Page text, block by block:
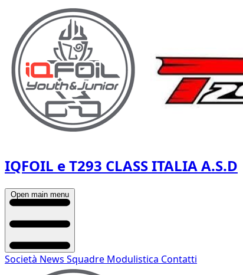
IQFOIL e T293 CLASS ITALIA A.S.D
Open main menu
Società News Squadre Modulistica Contatti